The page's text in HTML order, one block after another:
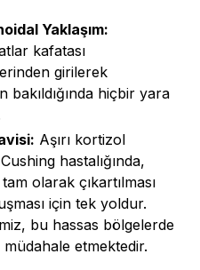
Yaklaşım:
kafatası
girilerek
bakıldığında hiçbir yara
Aşırı kortizol
hastalığında,
olarak çıkartılması
için tek yoldur.
bu hassas bölgelerde
etmektedir.